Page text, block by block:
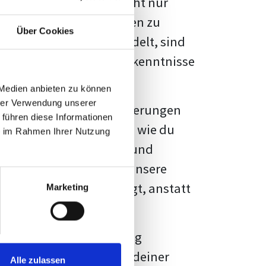
Über Cookies
anbieten zu können
Verwendung unserer
diese Informationen
Rahmen Ihrer Nutzung
Marketing
Alle zulassen
Fakten und Quellen zu
handelt, sind
und Erkenntnisse
vor diesen Herausforderungen
kannst, sondern auch, wie du
Formatierung und
Erwartungen, und unsere
Vorlage zeigt, anstatt
große Herausforderung
wird die Formatierung deiner